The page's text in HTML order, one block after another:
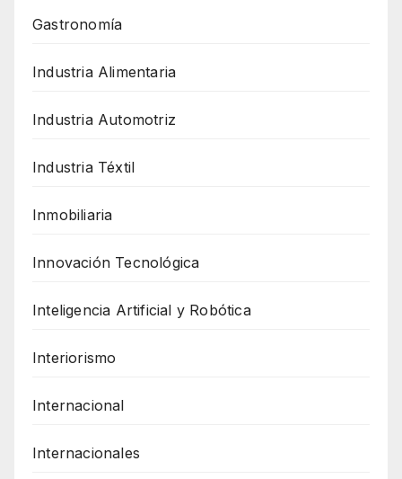
Gastronomía
Industria Alimentaria
Industria Automotriz
Industria Téxtil
Inmobiliaria
Innovación Tecnológica
Inteligencia Artificial y Robótica
Interiorismo
Internacional
Internacionales